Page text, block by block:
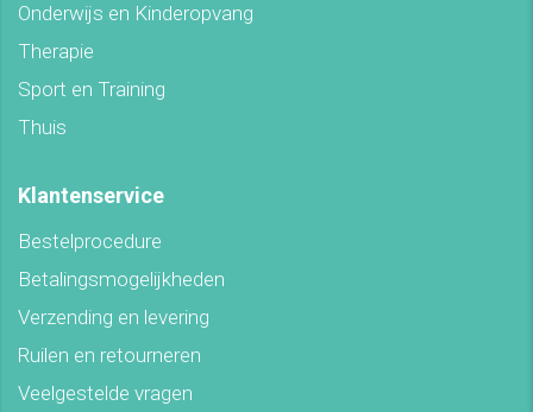
Onderwijs en Kinderopvang
Therapie
Sport en Training
Thuis
Klantenservice
Bestelprocedure
Betalingsmogelijkheden
Verzending en levering
Ruilen en retourneren
Veelgestelde vragen